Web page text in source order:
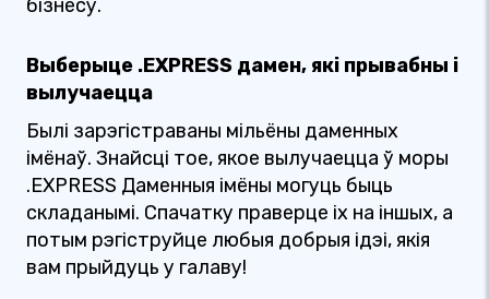
бізнесу.
Выберыце .EXPRESS дамен, які прывабны і
вылучаецца
Былі зарэгістраваны мільёны даменных
імёнаў. Знайсці тое, якое вылучаецца ў моры
.EXPRESS Даменныя імёны могуць быць
складанымі. Спачатку праверце іх на іншых, а
потым рэгіструйце любыя добрыя ідэі, якія
вам прыйдуць у галаву!